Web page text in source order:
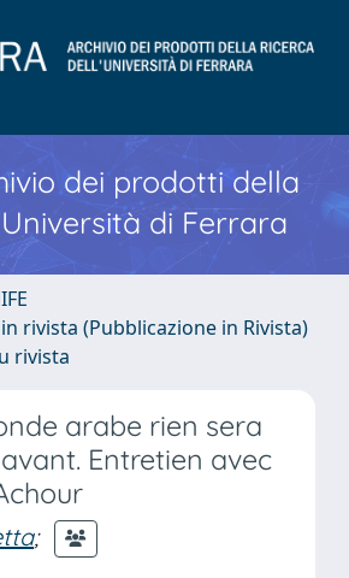
dei prodotti della
di Ferrara
rivista (Pubblicazione in Rivista)
rivista
arabe rien sera
Entretien avec
;